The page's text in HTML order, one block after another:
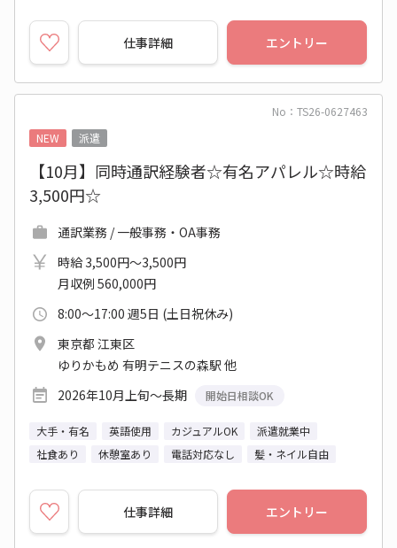
仕事詳細 エントリー
No：TS26-0627463
NEW
派遣
【10月】同時通訳経験者☆有名アパレル☆時給
3,500円☆
通訳業務 / 一般事務・OA事務
時給 3,500円～3,500円
月収例 560,000円
8:00～17:00 週5日 (土日祝休み)
東京都 江東区
ゆりかもめ 有明テニスの森駅 他
2026年10月上旬～長期
開始日相談OK
大手・有名 英語使用 カジュアルOK
派遣就業中
社食あり
休憩室あり 電話対応なし 髪・ネイル自由
仕事詳細 エントリー